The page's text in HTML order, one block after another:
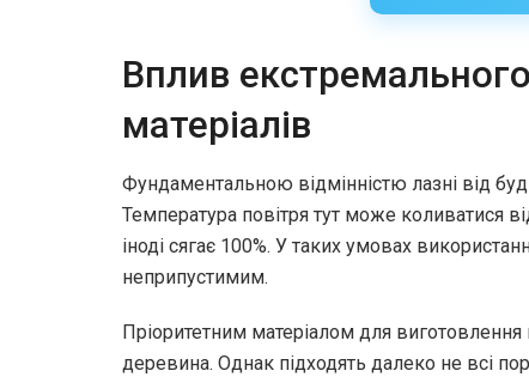
Вплив
матеріалів
Фундаментальною відмінністю лазні від
Температура повітря тут може коливатися
іноді сягає 100%. У таких умовах
неприпустимим.
Пріоритетним матеріалом для
деревина. Однак підходять далеко не всі